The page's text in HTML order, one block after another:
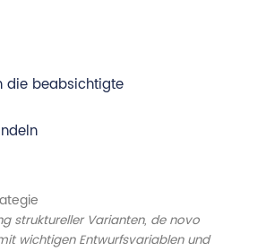
die beabsichtigte
struktureller Varianten, de novo
wichtigen Entwurfsvariablen und